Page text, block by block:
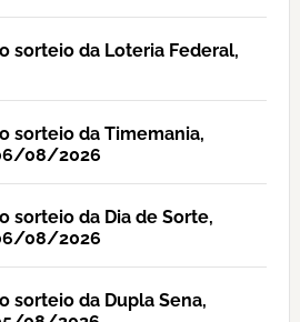
sorteio da Loteria Federal,
sorteio da Timemania,
08/2026
sorteio da Dia de Sorte,
08/2026
sorteio da Dupla Sena,